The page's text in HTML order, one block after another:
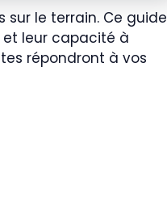
le terrain. Ce guide
leur capacité à
répondront à vos